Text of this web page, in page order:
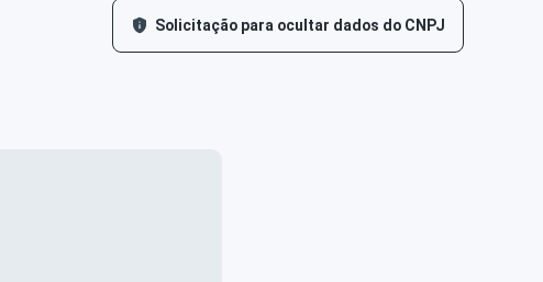
Solicitação para ocultar dados do CNPJ